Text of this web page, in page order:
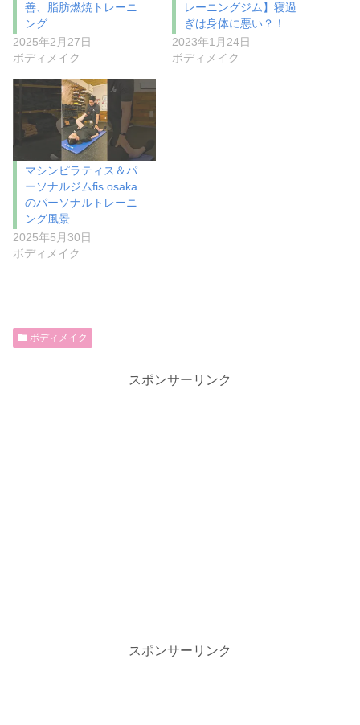
善、脂肪燃焼トレーニ
ング
2025年2月27日
ボディメイク
レーニングジム】寝過
ぎは身体に悪い？！
2023年1月24日
ボディメイク
マシンピラティス＆パ
ーソナルジムfis.osaka
のパーソナルトレーニ
ング風景
2025年5月30日
ボディメイク
ボディメイク
スポンサーリンク
スポンサーリンク